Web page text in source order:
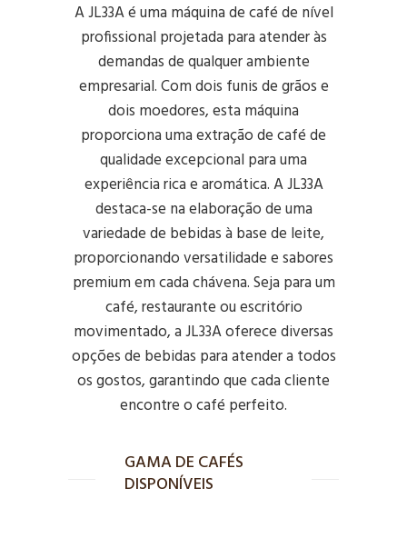
A JL33A é uma máquina de café de nível
profissional projetada para atender às
demandas de qualquer ambiente
empresarial. Com dois funis de grãos e
dois moedores, esta máquina
proporciona uma extração de café de
qualidade excepcional para uma
experiência rica e aromática. A JL33A
destaca-se na elaboração de uma
variedade de bebidas à base de leite,
proporcionando versatilidade e sabores
premium em cada chávena. Seja para um
café, restaurante ou escritório
movimentado, a JL33A oferece diversas
opções de bebidas para atender a todos
os gostos, garantindo que cada cliente
encontre o café perfeito.
GAMA DE CAFÉS
DISPONÍVEIS